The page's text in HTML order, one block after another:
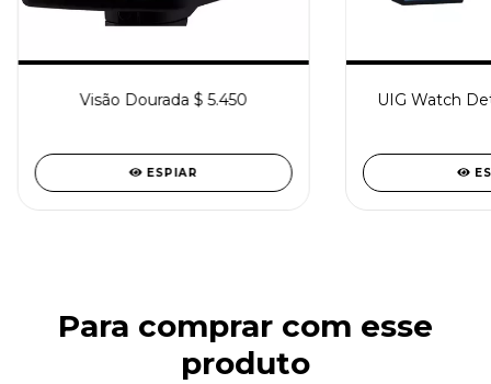
Visão Dourada $ 5.450
ESPIAR
UIG Watch
Para comprar com esse
produto